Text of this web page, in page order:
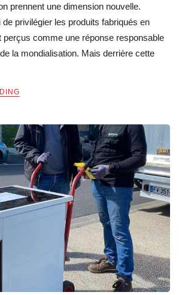
prennent une dimension nouvelle.
privilégier les produits fabriqués en
perçus comme une réponse responsable
la mondialisation. Mais derrière cette